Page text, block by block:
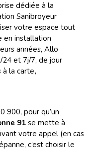
dédiée à la
Sanibroyeur
votre espace tout
en installation
années, Allo
et 7j/7, de jour
à la carte,
900, pour qu’un
91 se mette à
votre appel (en cas
c’est choisir le